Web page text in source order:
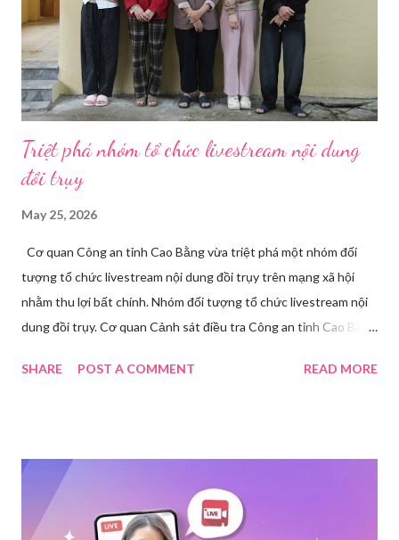
Triệt phá nhóm tổ chức livestream nội dung
đồi trụy
May 25, 2026
Cơ quan Công an tỉnh Cao Bằng vừa triệt phá một nhóm đối
tượng tổ chức livestream nội dung đồi trụy trên mạng xã hội
nhằm thu lợi bất chính. Nhóm đối tượng tổ chức livestream nội
dung đồi trụy. Cơ quan Cảnh sát điều tra Công an tỉnh Cao Bằng
tạm giam đối với Triệu Thị Dung về hành vi truyền bá văn hóa
dụng điện thoại xuất hiện các hoạt động phát trực tiếp nội dung
nhạy cảm, có dấu hiệu vi phạm pháp luật. Ngay sau khi tiếp
nhận, đơn vị đã nhanh chóng tổ chức xác minh, thu thập dữ liệu
SHARE POST A COMMENT READ MORE